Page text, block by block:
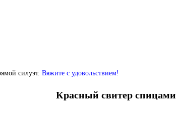
силуэт. Вяжите с удовольствием!
Красный свитер спицами